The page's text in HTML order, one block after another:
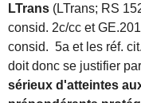
LTrans (LTrans; RS
consid. 2c/cc et
consid. 5a et les réf.
doit donc se justifier
sérieux d'atteintes